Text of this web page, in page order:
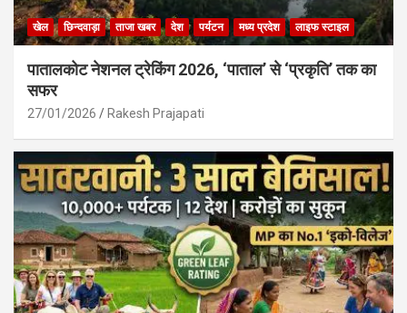
खेल छिन्दवाड़ा ताजा खबर देश पर्यटन मध्य प्रदेश लाइफ स्टाइल
पातालकोट नेशनल ट्रेकिंग 2026, ‘पाताल’ से ‘प्रकृति’ तक का
सफर
27/01/2026 Rakesh Prajapati